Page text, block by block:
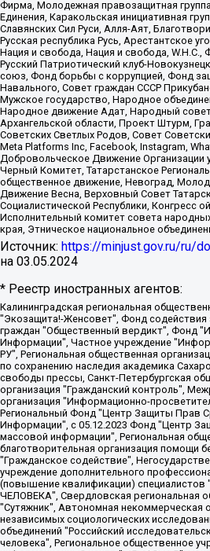
Фирма, Молодежная правозащитная
Единения, Каракольская инициативная
Славянских Сил Руси, Алля-Аят,
Русская республика Русь, Арестантское
Нация и свобода, Нация и свобода,
Русский Патриотический клуб-
союз, Фонд борьбы с коррупцией, Фонд
Навального, Совет граждан СССР
Мужское государство, Народное
Народное движение Адат, Народный
Архангельской области, Проект Штурм,
Советских Светлых Родов, Совет
Meta Platforms Inc, Facebook, Instagram,
Добровольческое Движение Организации
Черный Комитет, Татарстанское
общественное движение, Невоград,
Движение Весна, Верховный Совет
Социалистической Республики, Конгресс
Исполнительный комитет совета
края, Этническое национальное
Источник: https://minjust.gov.ru/ru/
на 03.05.2024
* Реестр иностранных агентов:
Калининградская региональная общественная организация "Экозащита!-Женсовет", Фонд содействия защите прав и свобод граждан "Общественный вердикт", Фонд "Институт Развития Свободы Информации", Частное учреждение "Информационное агентство МЕМО. РУ", Региональная общественная организация "Общественная комиссия по сохранению наследия академика Сахарова", Фонд поддержки свободы прессы, Санкт-Петербургская общественная правозащитная организация "Гражданский контроль", Межрегиональная общественная организация "Информационно-просветительский центр "Мемориал", Региональный Фонд "Центр Защиты Прав Средств Массовой Информации", с 05.12.2023 Фонд "Центр Защиты Прав Средств массовой информации", Региональная общественная благотворительная организация помощи беженцам и мигрантам "Гражданское содействие", Негосударственное образовательное учреждение дополнительного профессионального образования (повышение квалификации) специалистов "АКАДЕМИЯ ПО ПРАВАМ ЧЕЛОВЕКА", Свердловская региональная общественная организация "Сутяжник", Автономная некоммерческая организация "Центр независимых социологических исследований", Союз общественных объединений "Российский исследовательский центр по правам человека", Региональное общественное учреждение научно-информационный центр "МЕМОРИАЛ", Некоммерческая организация "Фонд защиты гласности", Автономная некоммерческая организация "Институт прав человека", Городская общественная организация "Екатеринбургское общество "МЕМОРИАЛ", Городская общественная организация "Рязанское историко-просветительское и правозащитное общество "Мемориал" (Рязанский Мемориал), Челябинский региональный орган общественной самодеятельности – женское общественное объединение "Женщины Евразии", Челябинский региональный орган общественной самодеятельности "Уральская правозащитная группа", Фонд содействия защите здоровья и социальной справедливости имени Андрея Рылькова, Автономная Некоммерческая Организация "Аналитический Центр Юрия Левады", Автономная некоммерческая организация социальной поддержки населения "Проект Апрель", Региональная общественная организация помощи женщинам и детям, находящимся в кризисной ситуации "Информационно-методический центр "Анна", Фонд содействия развитию массовых коммуникаций и правовому просвещению "Так-так-Так", Фонд содействия устойчивому развитию "Серебряная тайга", Свердловский региональный общественный фонд социальных проектов "Новое время", "Idel.Реалии", Кавказ.Реалии, Крым.Реалии, Телеканал Настоящее Время, Татаро-башкирская служба Радио Свобода (Azatliq Radiosi), Радио Свободная Европа/Радио Свобода (PCE/PC), "Сибирь.Реалии", "Фактограф", Благотворительный фонд помощи осужденным и их семьям, Автономная некоммерческая организация "Институт глобализации и социальных движений", Фонд "В защиту прав заключенных", Частное учреждение "Центр поддержки и содействия развитию средств массовой информации", Пензенский региональный общественный благотворительный фонд "Гражданский союз", "Север.Реалии", Некоммерческая организация Фонд "Правовая инициатива", Общество с ограниченной ответственностью "Радио Свободная Европа/Радио Свобода", Чешское информационное агентство "MEDIUM-ORIENT", Красноярская региональная общественная организация "Мы против СПИДа", Камалягин Денис Николаевич, Маркелов Сергей Евгеньевич, Пономарев Лев Александрович, Савицкая Людмила Алексеевна, Автономная некоммерческая организация "Центр по работе с проблемой насилия "НАСИЛИЮ.НЕТ", Межрегиональный профессиональный союз работников здравоохранения "Альянс врачей", Юридическое лицо, зарегистрированное в Латвийской Республике, SIA "Medusa Project" (регистрационный номер 40103797863, дата регистрации 10.06.2014), Некоммерческая организация "Фонд по борьбе с коррупцией", Автономная некоммерческая организация "Институт права и публичной политики", Баданин Роман Сергеевич, Гликин Максим Александрович, Железнова Мария Михайловна, Лукьянова Юлия Сергеевна, Маетная Елизавета Витальевна, Маняхин Петр Борисович, Чуракова Ольга Владимировна, Ярош Юлия Петровна, Юридическое лицо "The Insider SIA", зарегистрированное в Риге, Латвийская Республика (дата регистрации 26.06.2015), являющееся администратором доменного имени интернет-издания "The Insider SIA", https://theins.ru, Постернак Алексей Евгеньевич, Рубин Михаил Аркадьевич, Анин Роман Александрович, Юридическое лицо Istories fonds, зарегистрированное в Латвийской Республике (регистрационный номер 50008295751, дата регистрации 24.02.2020), Великовский Дмитрий Александрович, Долинина Ирина Николаевна, Мароховская Алеся Алексеевна, Шлейнов Роман Юрьевич, Шмагун Олеся Валентиновна, Общество с ограниченной ответственностью "Альтаир 2021", Общество с ограниченной ответственностью "Вега 2021", Общество с ограниченной ответственностью "Главный редактор 2021", Общество с ограниченной ответственностью "Ромашки монолит", Важенков Артем Валерьевич, Ивановская областная общественная организация "Центр гендерных исследований", Гурман Юрий Альбертович, Медиапроект "ОВД-Инфо", Егоров Владимир Владимирович, Жилинский Владимир Александрович, Общество с ограниченной ответственностью "ЗП", Иванова София Юрьевна, Карезина Инна Павловна, Кильтау Екатерина Викторовна, Петров Алексей Викторович, Пискунов Сергей Евгеньевич, Смирнов Сергей Сергеевич, Тихонов Михаил Сергеевич, Общество с ограниченной ответственностью "ЖУРНАЛИСТ-ИНОСТРАННЫЙ АГЕНТ", Арапова Галина Юрьевна, Вольтская Татьяна Анатольевна, Американская компания "Mason G.E.S. Anonymous Foundation" (США), являющаяся владельцем интернет-издания https://mnews.world/, Компания "Stichting Bellingcat", зарегистрированная в Нидерландах (дата регистрации 11.07.2018), Захаров Андрей Вячеславович, Клепиковская Екатерина Дмитриевна, Общество с ограниченной ответственностью "МЕМО", Перл Роман Александрович, Симонов Евгений Алексеевич, Соловьева Елена Анатольевна, Сотников Даниил Владимирович, Сурначева Елизавета Дмитриевна, Автономная некоммерческая организация по защите прав человека и информированию населения "Якутия – Наше Мнение", Общество с ограниченной ответственностью "Москоу диджитал медиа", с 26.01.2023 Общество с ограниченной ответственностью "Чайка Белые сады", Ветошкина Валерия Валерьевна, Заговора Максим Александрович, Межрегиональное общественное движение "Российская ЛГБТ - сеть", Оленичев Максим Владимирович, Павлов Иван Юрьевич, Скворцова Елена Сергеевна, Общество с ограниченной ответственностью "Как бы инагент", Кочетков Игорь Викторович, Общество с ограниченной ответственностью "Честные выборы", Еланчик Олег Александрович, Общество с ограниченной ответственностью "Нобелевский призыв", Гималова Регина Эмилевна, Григорьев Андрей Валерьевич, Григорьева Алина Александровна, Ассоциация по содействию защите прав призывников, альтернативнослужащих и военнослужащих "Правозащитная группа "Гражданин.Армия.Право", Хисамова Регина Фаритовна, Автономная некоммерческая организация по реализации социально-правовых программ "Лилит", Дальневосточное общественное движение "Маяк", Санкт-Петербургская ЛГБТ-инициативная группа "Выход", Инициативная группа ЛГБТ+ "Реверс", Алексеев Андрей Викторович, Бекбулатова Таисия Львовна, Беляев Иван Михайлович, Владыкина Елена Сергеевна, Гельман Марат Александрович, Никульшина Вероника Юрьевна,